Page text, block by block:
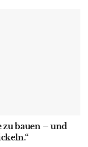
zu bauen – und